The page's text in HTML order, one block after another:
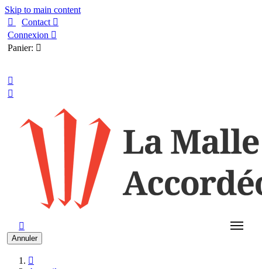
Skip to main content

Contact 
Connexion 
Panier: 



Annuler
